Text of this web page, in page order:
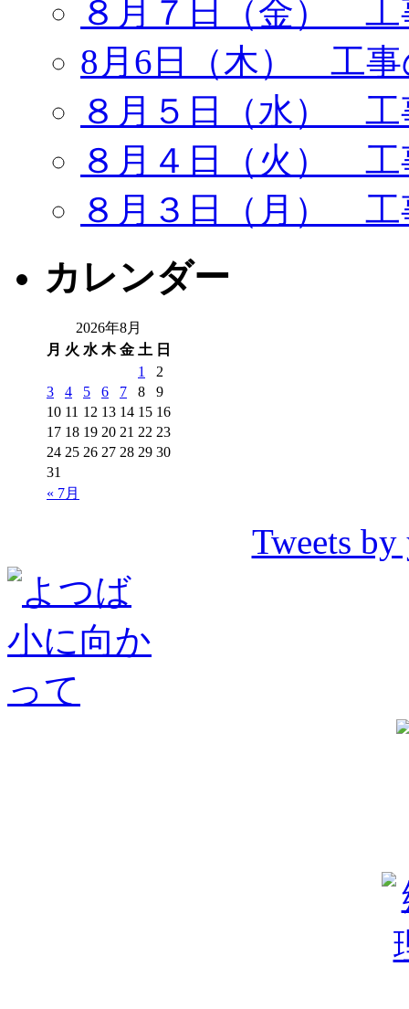
８月７日（金） 工
8月6日（木） 工事
８月５日（水） 工
８月４日（火） 工
８月３日（月） 工
カレンダー
2026年8月
月 火 水 木 金 土 日
« 7月
1
2
3
4 5 6 7 8
9
10 11 12 13 14 15 16
17 18 19 20 21 22 23
24 25 26 27 28 29 30
31
Tweets